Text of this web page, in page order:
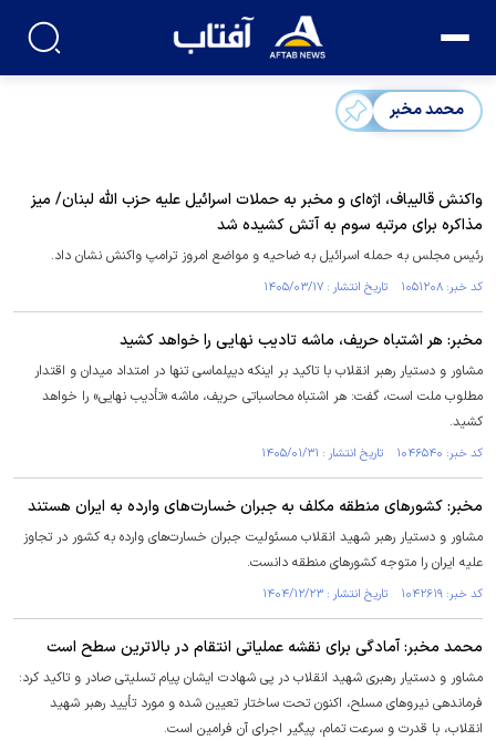
محمد مخبر
واکنش قالیباف، اژه‌ای و مخبر به حملات اسرائیل علیه حزب الله لبنان/ میز
مذاکره برای مرتبه سوم به آتش کشیده شد
رئیس مجلس به حمله اسرائیل به ضاحیه و مواضع امروز ترامپ واکنش نشان داد.
کد خبر: ۱۰۵۱۲۰۸ تاریخ انتشار : ۱۴۰۵/۰۳/۱۷
مخبر: هر اشتباه حریف، ماشه تادیب نهایی را خواهد کشید
مشاور و دستیار رهبر انقلاب با تاکید بر اینکه دیپلماسی تنها در امتداد میدان و اقتدار
مطلوب ملت است، گفت: هر اشتباه محاسباتی حریف، ماشه «تأدیب نهایی» را خواهد
کشید.
کد خبر: ۱۰۴۶۵۴۰ تاریخ انتشار : ۱۴۰۵/۰۱/۳۱
مخبر: کشور‌های منطقه مکلف به جبران خسارت‌های وارده به ایران هستند
مشاور و دستیار رهبر شهید انقلاب مسئولیت جبران خسارت‌های وارده به کشور در تجاوز
علیه ایران را متوجه کشور‌های منطقه دانست.
کد خبر: ۱۰۴۲۶۱۹ تاریخ انتشار : ۱۴۰۴/۱۲/۲۳
محمد مخبر: آمادگی برای نقشه عملیاتی انتقام در بالاترین سطح است
مشاور و دستیار رهبری شهید انقلاب در پی شهادت ایشان پیام تسلیتی صادر و تاکید کرد:
فرماندهی نیرو‌های مسلح، اکنون تحت ساختار تعیین شده و مورد تأیید رهبر شهید
انقلاب، با قدرت و سرعت تمام، پیگیر اجرای آن فرامین است.